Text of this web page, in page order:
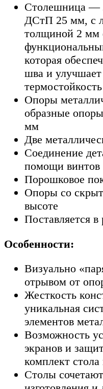
Столешница —
ДСтП 25 мм, с
толщиной 2 мм
которая
шва и улучшает
Опоры
образные
мм
Две
Соединение
помощи винтов
Порошковое
Опоры со
высоте
Поставляется
Особенности:
Визуально
отрывом от
Жесткость
уникальная
элементов
Возможность
экранов и
комплект стола
Столы